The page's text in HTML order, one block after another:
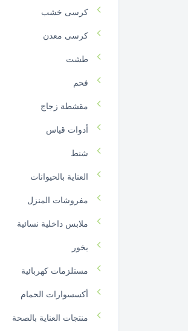
كرسى خشب
كرسى معدن
طشت
فحم
مقشطة زجاج
أدوات قياس
شنط
العناية بالحيوانات
مفروشات المنزل
ملابس داخلية نسائية
بخور
مستلزمات كهربائية
أكسسوارات الحمام
منتجات العناية بالصحة